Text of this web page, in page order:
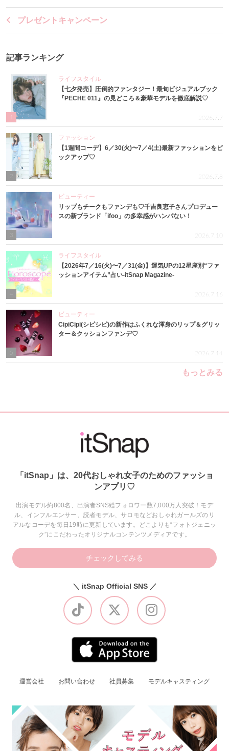
プレゼントキャンペーン
記事ランキング
ライフスタイル
【七夕発売】圧倒的ファンタジー！最旬ビジュアルブック
『PECHE 011』の見どころ＆豪華モデルを徹底解説♡
2026.7.7
ファッション
【1週間コーデ】6／30(火)〜7／4(土)最新ファッションをピ
ックアップ♡
2026.7.8
3
ビューティー
リップもチークもファンデも♡千吉良恵子さんプロデュー
スの新ブランド「ifoo」の多幸感がハンパない！
2026.7.10
4
ライフスタイル
【2026年7／16(火)〜7／31(金)】運気UPの12星座別“ファ
ッションアイテム”占い-itSnap Magazine-
2026.7.16
ビューティー
CipiCipi(シピシピ)の新作はふくれな渾身のリップ＆グリッ
ター＆クッションファンデ♡
2026.7.14
もっとみる
「itSnap」は、20代おしゃれ女子のためのファッショ
ンアプリ♡
出演モデル約800名、出演者SNS総フォロワー数7,000万人突破！モデ
ル、インフルエンサー、読者モデル、サロモなどおしゃれガールズのリ
アルなコーデを毎日19時に更新しています。どこよりも“フォトジェニッ
ク”にこだわったオリジナルコンテンツメディアです。
チェックしてみる
＼ itSnap Official SNS ／
運営会社 お問い合わせ 社員募集 モデルキャスティング